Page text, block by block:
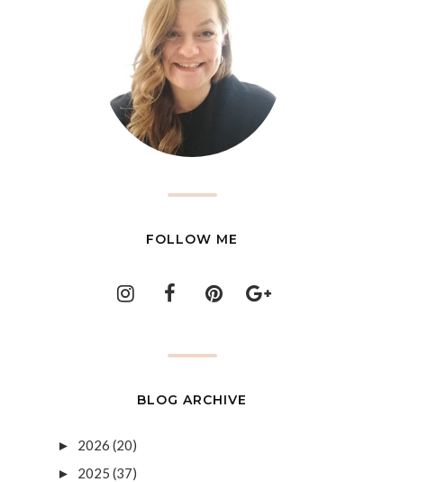
FOLLOW ME
BLOG ARCHIVE
► 2026 (20)
► 2025 (37)